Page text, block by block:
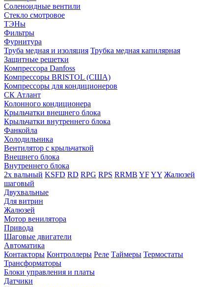
Соленоидные вентили
Стекло смотровое
ТЭНы
Фильтры
Фурнитура
Труба медная и изоляция Трубка медная капилярная
Защитные решетки
Компрессора Danfoss
Компрессоры BRISTOL (США)
Компрессоры для кондиционеров
СК Атлант
Колонного кондиционера
Крыльчатки внешнего блока
Крыльчатки внутреннего блока
Фанкойла
Холодильника
Вентилятор с крыльчаткой
Внешнего блока
Внутреннего блока
2х вальный KSFD RD RPG RPS RRMB YFYY Жалюзей
шаговый
Двухвальные
Для витрин
Жалюзей
Мотор венилятора
Привода
Шаговые двигатели
Автоматика
Контакторы Контроллеры Реле Таймеры Термостаты
Трансформаторы
Блоки управления и платы
Датчики